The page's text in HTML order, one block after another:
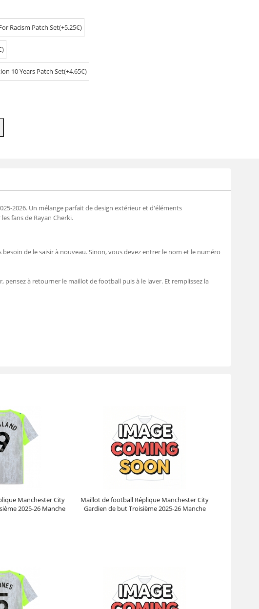
Racism Patch Set(+5.25€)
10 Years Patch Set(+4.65€)
2026. Un mélange parfait de design extérieur et d'éléments
fans de Rayan Cherki.
de le saisir à nouveau. Sinon, vous devez entrer le nom et le numéro
à retourner le maillot de football puis à le laver. Et remplissez la
Manchester City
2025-26 Manche
Maillot de football Réplique Manchester City
Gardien de but Troisième 2025-26 Manche